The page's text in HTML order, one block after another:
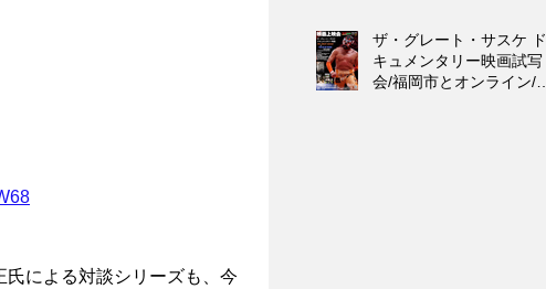
による対談シリーズも、今
ザ・グレート・サスケ ド
キュメンタリー映画試写
会/福岡市とオンライン/第